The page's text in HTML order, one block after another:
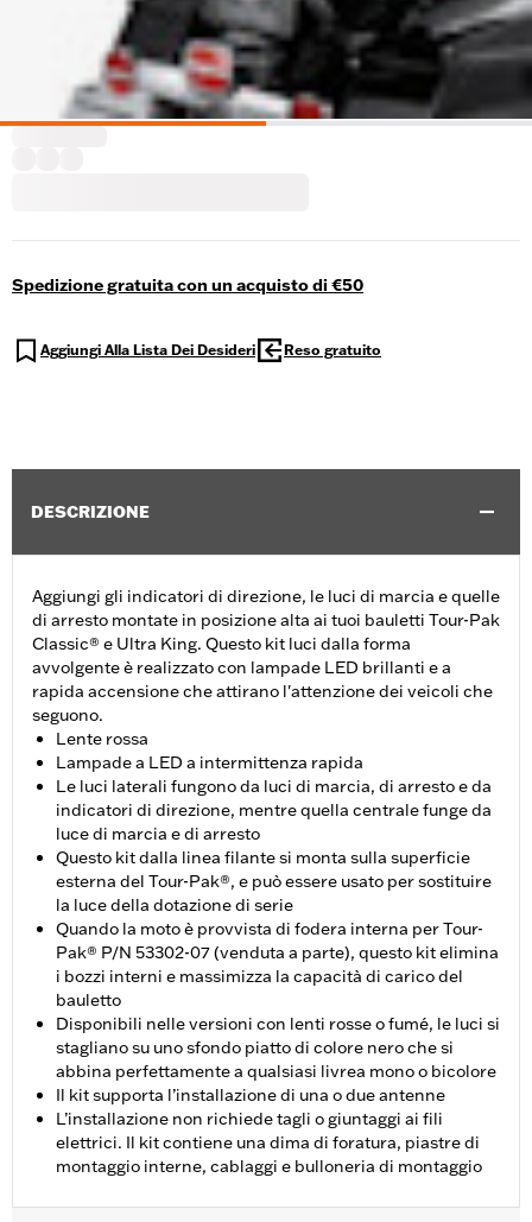
Spedizione gratuita con un acquisto di €50
Aggiungi Alla Lista Dei Desideri Reso gratuito
DESCRIZIONE
Aggiungi gli indicatori di direzione, le luci di marcia e quelle
di arresto montate in posizione alta ai tuoi bauletti Tour-Pak
Classic® e Ultra King. Questo kit luci dalla forma
avvolgente è realizzato con lampade LED brillanti e a
rapida accensione che attirano l'attenzione dei veicoli che
seguono.
Lente rossa
Lampade a LED a intermittenza rapida
Le luci laterali fungono da luci di marcia, di arresto e da
indicatori di direzione, mentre quella centrale funge da
luce di marcia e di arresto
Questo kit dalla linea filante si monta sulla superficie
esterna del Tour-Pak®, e può essere usato per sostituire
la luce della dotazione di serie
Quando la moto è provvista di fodera interna per Tour-
Pak® P/N 53302-07 (venduta a parte), questo kit elimina
i bozzi interni e massimizza la capacità di carico del
bauletto
Disponibili nelle versioni con lenti rosse o fumé, le luci si
stagliano su uno sfondo piatto di colore nero che si
abbina perfettamente a qualsiasi livrea mono o bicolore
Il kit supporta l’installazione di una o due antenne
L’installazione non richiede tagli o giuntaggi ai fili
elettrici. Il kit contiene una dima di foratura, piastre di
montaggio interne, cablaggi e bulloneria di montaggio